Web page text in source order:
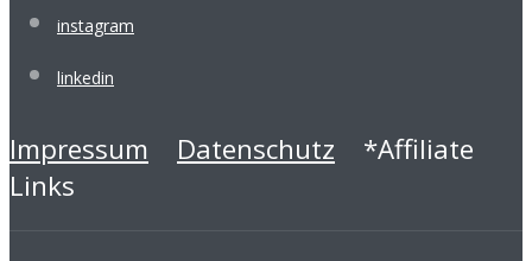
instagram
linkedin
Impressum Datenschutz *Affiliate
Links